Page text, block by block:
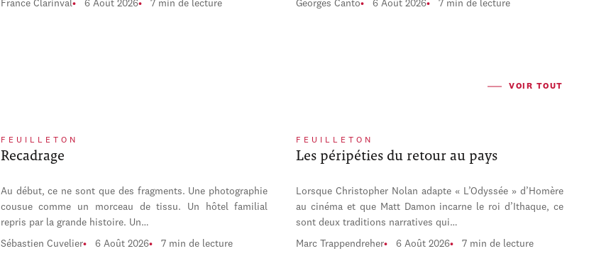
France Clarinval 6 Août 2026 7 min de lecture Georges Canto 6 Août 2026 7 min de lecture
VOIR TOUT
FEUILLETON
Recadrage
Au début, ce ne sont que des fragments. Une photographie
cousue comme un morceau de tissu. Un hôtel familial
repris par la grande histoire. Un…
Sébastien Cuvelier 6 Août 2026 7 min de lecture
FEUILLETON
Les péripéties du retour au pays
Lorsque Christopher Nolan adapte « L’Odyssée » d’Homère
au cinéma et que Matt Damon incarne le roi d’Ithaque, ce
sont deux traditions narratives qui…
Marc Trappendreher 6 Août 2026 7 min de lecture